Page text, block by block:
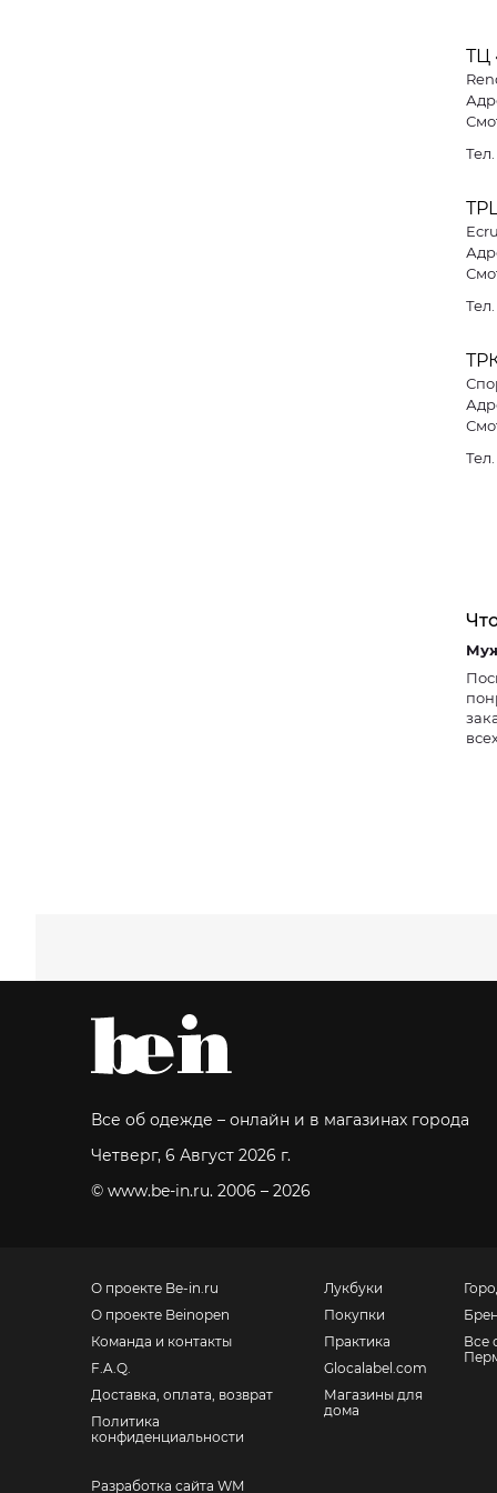
ТЦ
Тел.
Тел.
Тел.
Все об одежде – онлайн и в магазинах города
Четверг, 6 Август 2026 г.
© www.be-in.ru. 2006 – 2026
О проекте Be-in.ru
О проекте Beinopen
Команда и контакты
F.A.Q.
Доставка, оплата, возврат
Политика
конфиденциальности
Лукбуки
Покупки
Практика
Glocalabel.com
Магазины для
дома
Все
Разработка сайта WM